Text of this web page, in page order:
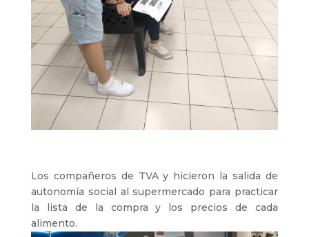
Los compañeros de TVA y hicieron la salida de
autonomía social al supermercado para practicar
la lista de la compra y los precios de cada
alimento.